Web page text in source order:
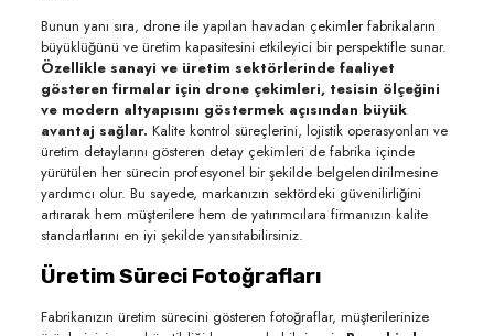
Bunun yanı sıra, drone ile yapılan havadan çekimler fabrikaların
büyüklüğünü ve üretim kapasitesini etkileyici bir perspektifle sunar.
Özellikle sanayi ve üretim sektörlerinde faaliyet
gösteren firmalar için drone çekimleri, tesisin ölçeğini
ve modern altyapısını göstermek açısından büyük
avantaj sağlar. Kalite kontrol süreçlerini, lojistik operasyonları ve
üretim detaylarını gösteren detay çekimleri de fabrika içinde
yürütülen her sürecin profesyonel bir şekilde belgelendirilmesine
yardımcı olur. Bu sayede, markanızın sektördeki güvenilirliğini
artırarak hem müşterilere hem de yatırımcılara firmanızın kalite
standartlarını en iyi şekilde yansıtabilirsiniz.
Üretim Süreci Fotoğrafları
Fabrikanızın üretim sürecini gösteren fotoğraflar, müşterilerinize